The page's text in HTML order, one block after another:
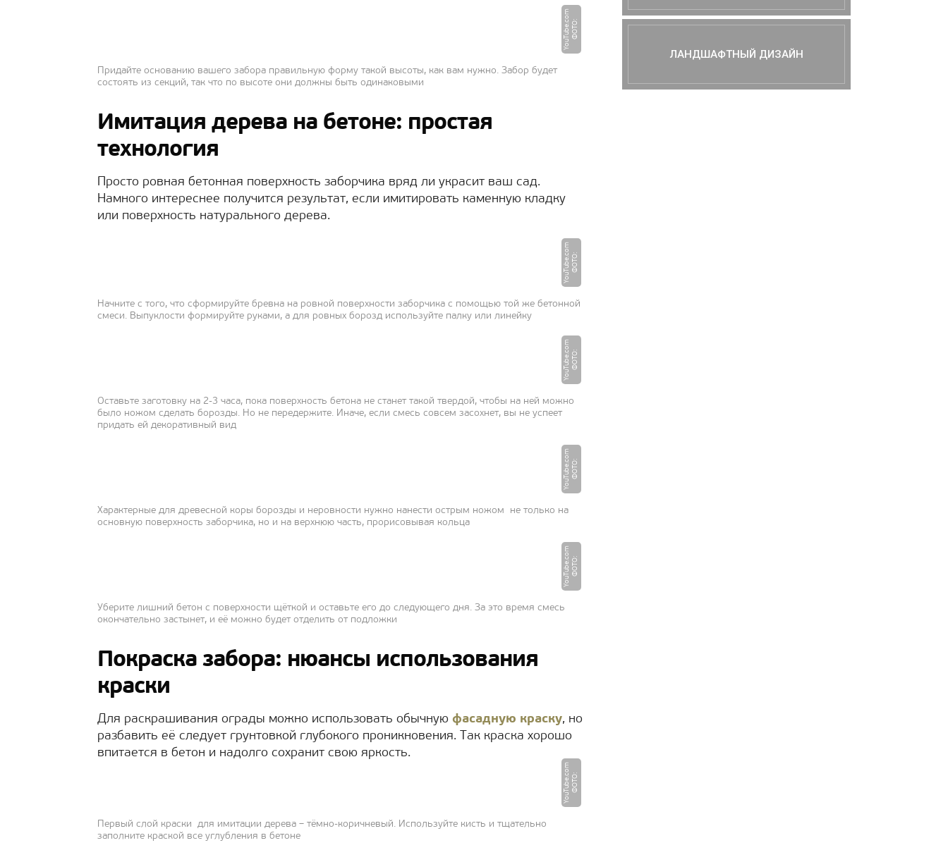
Ф
О
Т
О
:
Y
o
u
T
u
b
e.
c
o
m
Придайте основанию вашего забора правильную форму такой высоты, как вам нужно. Забор будет
состоять из секций, так что по высоте они должны быть одинаковыми
Имитация дерева на бетоне: простая
технология
Просто ровная бетонная поверхность заборчика вряд ли украсит ваш сад.
Намного интереснее получится результат, если имитировать каменную кладку
или поверхность натурального дерева.
Ф
О
Т
О
:
Y
o
u
T
u
b
e.
c
o
m
Начните с того, что сформируйте бревна на ровной поверхности заборчика с помощью той же бетонной
смеси. Выпуклости формируйте руками, а для ровных борозд используйте палку или линейку
Ф
О
Т
О
:
Y
o
u
T
u
b
e.
c
o
m
Оставьте заготовку на 2-3 часа, пока поверхность бетона не станет такой твердой, чтобы на ней можно
было ножом сделать борозды. Но не передержите. Иначе, если смесь совсем засохнет, вы не успеет
придать ей декоративный вид
Ф
О
Т
О
:
Y
o
u
T
u
b
e.
c
o
m
Характерные для древесной коры борозды и неровности нужно нанести острым ножом не только на
основную поверхность заборчика, но и на верхнюю часть, прорисовывая кольца
Ф
О
Т
О
:
Y
o
u
T
u
b
e.
c
o
m
Уберите лишний бетон с поверхности щёткой и оставьте его до следующего дня. За это время смесь
окончательно застынет, и её можно будет отделить от подложки
Покраска забора: нюансы использования
краски
Для раскрашивания ограды можно использовать обычную фасадную краску, но
разбавить её следует грунтовкой глубокого проникновения. Так краска хорошо
впитается в бетон и надолго сохранит свою яркость.
Ф
О
Т
О
:
Y
o
u
T
u
b
e.
c
o
m
Первый слой краски для имитации дерева – тёмно-коричневый. Используйте кисть и тщательно
заполните краской все углубления в бетоне
ЛАНДШАФТНЫЙ ДИЗАЙН